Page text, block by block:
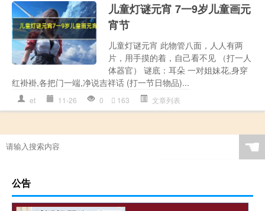
儿童灯谜元宵 7一9岁儿童画元
宵节
儿童灯谜元宵 此物管八面，人人有两
片，用手摸的着，自己看不见 （打一人
体器官） 谜底：耳朵 一对姐妹花,身穿
红褂褂,各把门一端,净说吉祥话 (打一节日物品)...
et 11-26 0 163 文章列表
☚
公告